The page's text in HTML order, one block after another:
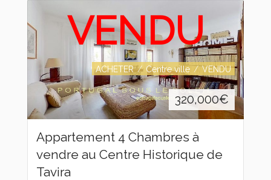
VENDU
ACHETER Centre ville VENDU
320,000€
Appartement 4 Chambres à
vendre au Centre Historique de
Tavira